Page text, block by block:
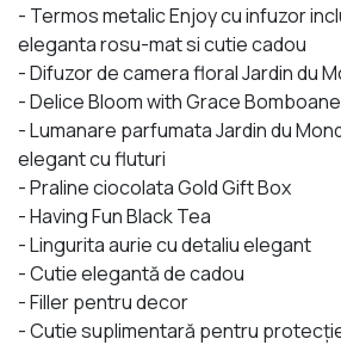
- Termos metalic Enjoy cu infuzor
eleganta rosu-mat si cutie cadou
- Difuzor de camera floral Jardin du
- Delice Bloom with Grace
- Lumanare parfumata Jardin du
elegant cu fluturi
- Praline ciocolata Gold Gift Box
- Having Fun Black Tea
- Lingurita aurie cu detaliu elegant
- Cutie elegantă de cadou
- Filler pentru decor
- Cutie suplimentară pentru